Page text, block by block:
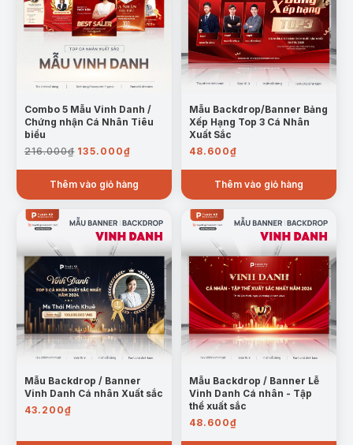
Combo 5 Mẫu Vinh Danh /
Chứng nhận Cá Nhân Tiêu
biểu
216.000₫ Giá
là:
135.000₫Giá
tại
Thêm vào giỏ hàng
Mẫu Backdrop/Banner Bảng
Xếp Hạng Top 3 Cá Nhân
Xuất Sắc
48.600₫
Thêm vào giỏ hàng
Mẫu Backdrop / Banner
Vinh Danh Cá nhân Xuất sắc
43.200₫
Mẫu Backdrop / Banner Lễ
Vinh Danh Cá nhân - Tập
thể xuất sắc
48.600₫